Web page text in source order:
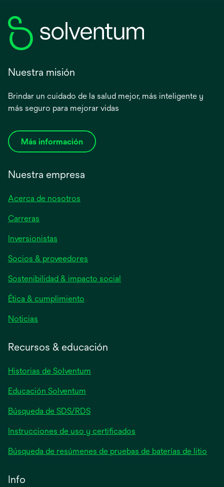
Nuestra misión
Brindar un cuidado de la salud mejor, más inteligente y
más seguro para mejorar vidas
Más información
Nuestra empresa
Acerca de nosotros
Carreras
Inversionistas
en
una
pestaña
nueva
Socios & proveedores
Sostenibilidad & impacto social
Ética & cumplimiento
Noticias
pestaña
Recursos & educación
Historias de Solventum
Educación Solventum
Búsqueda de SDS/RDS
Instrucciones de uso y certificados
Búsqueda de resúmenes de pruebas de baterías de litio
Info